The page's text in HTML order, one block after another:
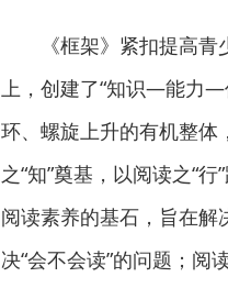
《框架》紧扣提高青
上，创建了“知识—能力—
环、螺旋上升的有机整体
之“知”奠基，以阅读之“
阅读素养的基石，旨在解
决“会不会读”的问题；阅